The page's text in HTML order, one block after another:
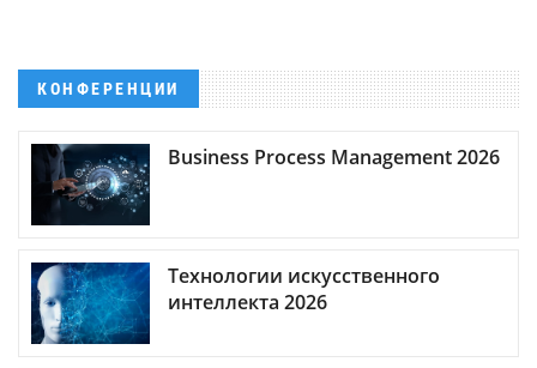
КОНФЕРЕНЦИИ
Business Process Management 2026
Технологии искусственного
интеллекта 2026